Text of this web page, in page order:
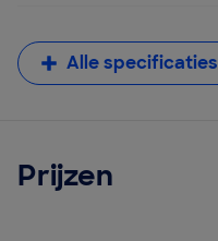
Alle specificaties
Prijzen